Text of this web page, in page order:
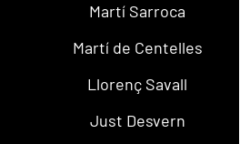
Martí Sarroca
Martí de Centelles
Llorenç Savall
Just Desvern